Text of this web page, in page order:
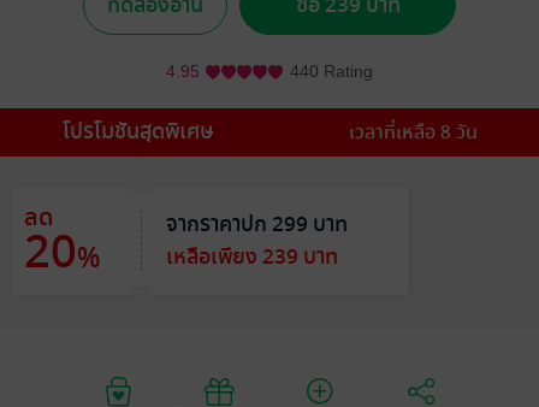
4.95 440 Rating
โปรโมชันสุดพิเศษ เวลาที่เหลือ 8 วัน
ลด
20%
จากราคาปก 299 บาท
เหลือเพียง 239 บาท